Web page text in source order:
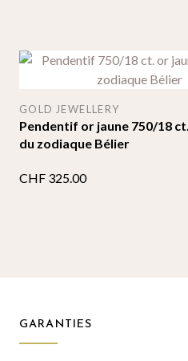
Pendentif or jaune 750/18
du zodiaque Bélier
GOLD JEWELLERY
CHF 325.00
GARANTIES